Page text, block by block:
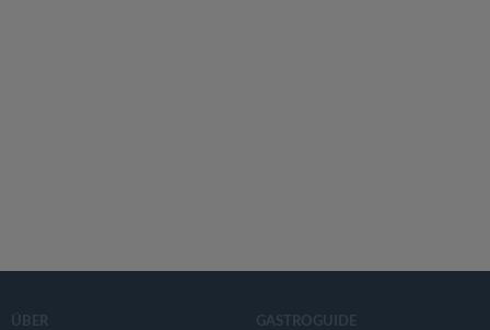
ÜBER GASTROGUIDE